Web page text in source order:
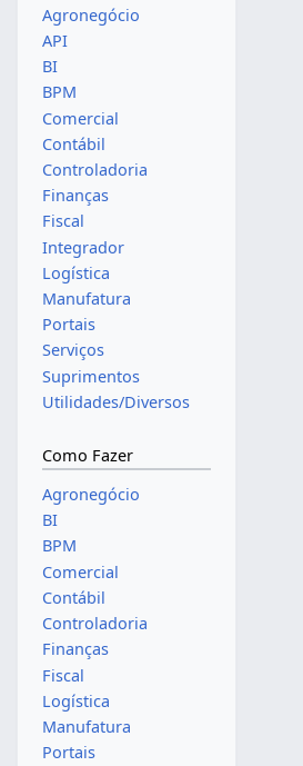
Agronegócio
API
BI
BPM
Comercial
Contábil
Controladoria
Finanças
Fiscal
Integrador
Logística
Manufatura
Portais
Serviços
Suprimentos
Utilidades/Diversos
Como Fazer
Agronegócio
BI
BPM
Comercial
Contábil
Controladoria
Finanças
Fiscal
Logística
Manufatura
Portais